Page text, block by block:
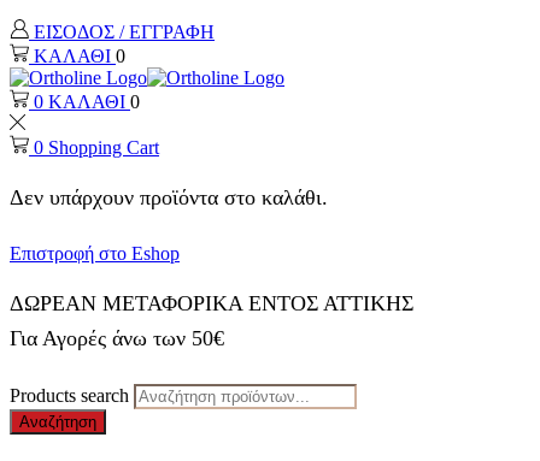
ΕΙΣΟΔΟΣ / ΕΓΓΡΑΦΗ
ΚΑΛΑΘΙ 0
0 ΚΑΛΑΘΙ 0
0 Shopping Cart
Δεν υπάρχουν προϊόντα στο καλάθι.
Επιστροφή στο Eshop
ΔΩΡΕΑΝ ΜΕΤΑΦΟΡΙΚΑ ΕΝΤΟΣ ΑΤΤΙΚΗΣ
Για Αγορές άνω των 50€
Products search
Αναζήτηση